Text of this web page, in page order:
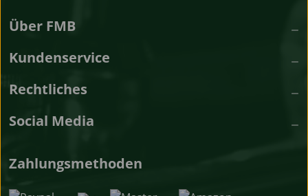
Über FMB
Kundenservice
Rechtliches
Social Media
Zahlungsmethoden